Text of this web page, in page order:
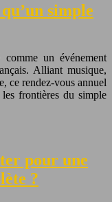
simple
un événement
Alliant musique,
ce rendez-vous annuel
frontières du simple
pour une
?